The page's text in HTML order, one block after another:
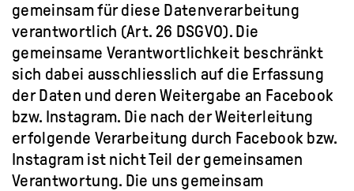
gemeinsam für diese Datenverarbeitung
verantwortlich (Art. 26 DSGVO). Die
gemeinsame Verantwortlichkeit beschränkt
sich dabei ausschliesslich auf die Erfassung
der Daten und deren Weitergabe an Facebook
bzw. Instagram. Die nach der Weiterleitung
erfolgende Verarbeitung durch Facebook bzw.
Instagram ist nicht Teil der gemeinsamen
Verantwortung. Die uns gemeinsam